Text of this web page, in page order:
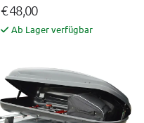
€ 48,00
Ab Lager verfügbar